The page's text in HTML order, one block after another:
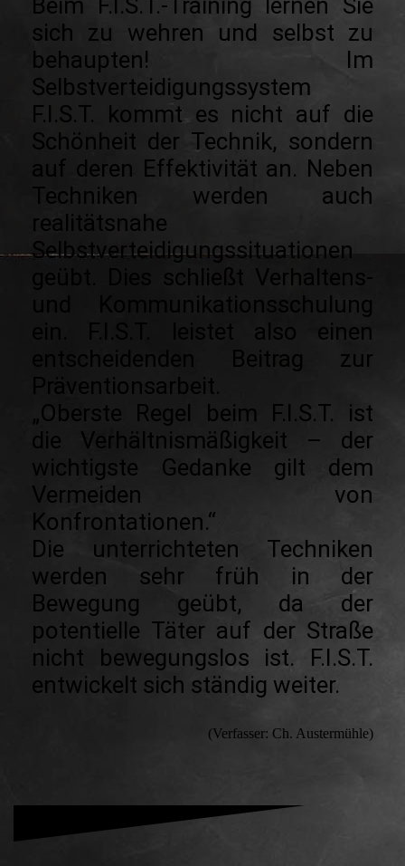
Beim F.I.S.T.-Training lernen Sie
sich zu wehren und selbst zu
behaupten! Im
Selbstverteidigungssystem
F.I.S.T. kommt es nicht auf die
Schönheit der Technik, sondern
auf deren Effektivität an. Neben
Techniken werden auch
realitätsnahe
Selbstverteidigungssituationen
geübt. Dies schließt Verhaltens-
und Kommunikationsschulung
ein. F.I.S.T. leistet also einen
entscheidenden Beitrag zur
Präventionsarbeit.
„Oberste Regel beim F.I.S.T. ist
die Verhältnismäßigkeit – der
wichtigste Gedanke gilt dem
Vermeiden von
Konfrontationen.“
Die unterrichteten Techniken
werden sehr früh in der
Bewegung geübt, da der
potentielle Täter auf der Straße
nicht bewegungslos ist. F.I.S.T.
entwickelt sich ständig weiter.
(Verfasser: Ch. Austermühle)